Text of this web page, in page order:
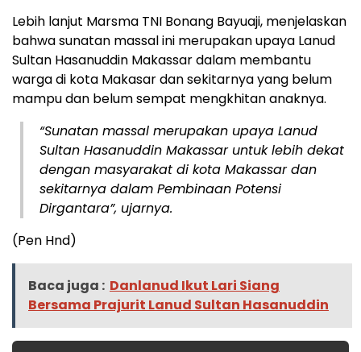
Lebih lanjut Marsma TNI Bonang Bayuaji, menjelaskan
bahwa sunatan massal ini merupakan upaya Lanud
Sultan Hasanuddin Makassar dalam membantu
warga di kota Makasar dan sekitarnya yang belum
mampu dan belum sempat mengkhitan anaknya.
“Sunatan massal merupakan upaya Lanud
Sultan Hasanuddin Makassar untuk lebih dekat
dengan masyarakat di kota Makassar dan
sekitarnya dalam Pembinaan Potensi
Dirgantara”, ujarnya.
(Pen Hnd)
Baca juga : Danlanud Ikut Lari Siang
Bersama Prajurit Lanud Sultan Hasanuddin